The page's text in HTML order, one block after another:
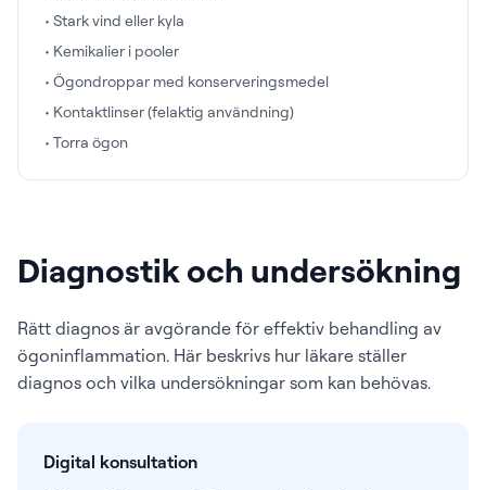
• Stark vind eller kyla
• Kemikalier i pooler
• Ögondroppar med konserveringsmedel
• Kontaktlinser (felaktig användning)
• Torra ögon
Diagnostik och undersökning
Rätt diagnos är avgörande för effektiv behandling av
ögoninflammation. Här beskrivs hur läkare ställer
diagnos och vilka undersökningar som kan behövas.
Digital konsultation